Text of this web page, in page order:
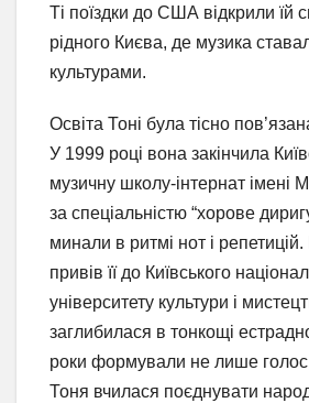
Ті поїздки до США відкрили їй
рідного Києва, де музика
культурами.
Освіта Тоні була тісно
У 1999 році вона закінчила
музичну школу-інтернат імені
за спеціальністю “хорове
минали в ритмі нот і
привів її до Київського
університету культури і
заглибилася в тонкощі
роки формували не лише
Тоня вчилася поєднувати